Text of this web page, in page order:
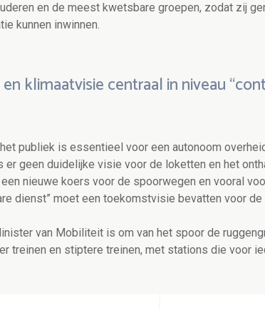
en de meest kwetsbare groepen, zodat zij
kunnen inwinnen.
klimaatvisie centraal in niveau
publiek is essentieel voor een autonoom
er geen duidelijke visie voor de loketten en het
nieuwe koers voor de spoorwegen en vooral
dienst” moet een toekomstvisie bevatten voor
van Mobiliteit is om van het spoor de
treinen en stiptere treinen, met stations die voor